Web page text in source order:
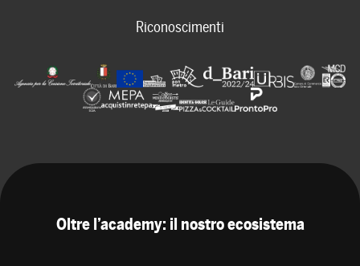
Riconoscimenti
Oltre l’academy: il nostro ecosistema